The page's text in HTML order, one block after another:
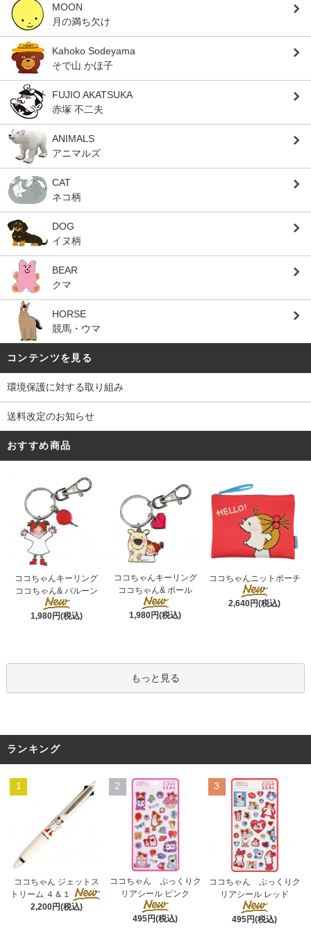
MOON
月の満ち欠け
Kahoko Sodeyama
そで山 かほ子
FUJIO AKATSUKA
赤塚 不二夫
ANIMALS
アニマルズ
CAT
ネコ柄
DOG
イヌ柄
BEAR
クマ
HORSE
競馬・ウマ
コンテンツを見る
環境保護に対する取り組み
送料改定のお知らせ
おすすめ商品
ココちゃんキーリング
ココちゃん& バルーン
1,980円(税込)
ココちゃんキーリング
ココちゃん& ポール
1,980円(税込)
ココちゃんニットポーチ
2,640円(税込)
もっと見る
ランキング
1
ココちゃん ジェットス
トリーム ４＆１
2,200円(税込)
2
ココちゃん ぷっくりク
リアシール ピンク
495円(税込)
3
ココちゃん ぷっくりク
リアシール レッド
495円(税込)